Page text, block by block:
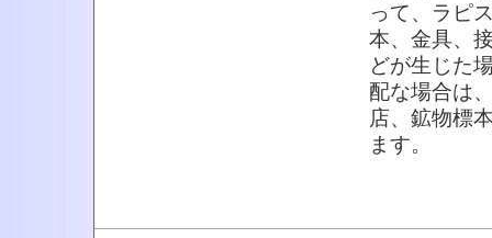
って、ラピ
本、金具、
どが生じた
配な場合は
店、鉱物標
ます。